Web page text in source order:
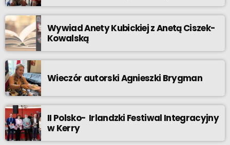
Wywiad Anety Kubickiej z Anetą Ciszek-
Kowalską
Wieczór autorski Agnieszki Brygman
II Polsko- Irlandzki Festiwal Integracyjny
w Kerry